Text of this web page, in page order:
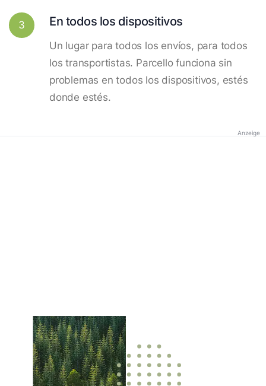
3 En todos los dispositivos
Un lugar para todos los envíos, para todos
los transportistas. Parcello funciona sin
problemas en todos los dispositivos, estés
donde estés.
Anzeige